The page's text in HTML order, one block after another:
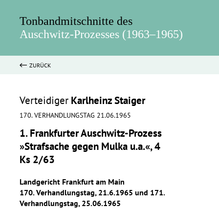
Tonbandmitschnitte des
Auschwitz-Prozesses (1963–1965)
ZURÜCK
Verteidiger Karlheinz Staiger
170. VERHANDLUNGSTAG 21.06.1965
1. Frankfurter Auschwitz-Prozess
»Strafsache gegen Mulka u.a.«, 4
Ks 2/63
Landgericht Frankfurt am Main
170. Verhandlungstag, 21.6.1965 und 171.
Verhandlungstag, 25.06.1965